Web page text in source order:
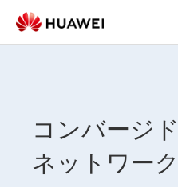
コンバージ
ネットワーク